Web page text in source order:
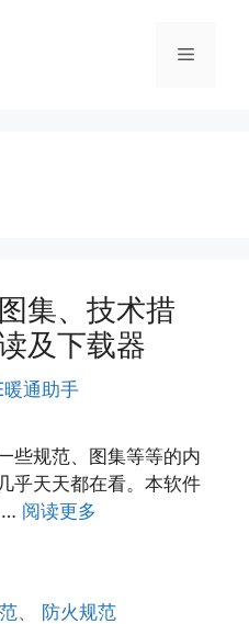
菜
集、技术措
及下载器
暖通助手
些规范、图集等等的内
乎天天都在看。本软件
… 阅读更多
、 防火规范